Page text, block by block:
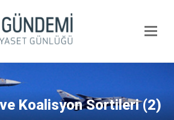
ve Koalisyon Sortileri (2)